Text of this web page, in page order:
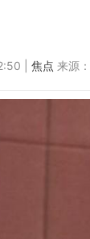
| 焦点 来源：